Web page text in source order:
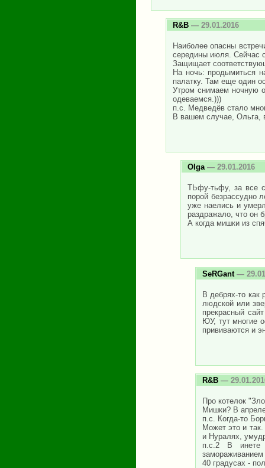
R&B — 29.01.2016
Наиболее опасны
середины июля. Сейчас
Защищает
На ночь: продымиться
палатку. Там еще один
Утром снимаем ночную
одеваемся.)))
п.с. Медведёв стало
В вашем случае, Ольга,
Olga— 29.01.2016
ТЬфу-тьфу, за все
порой безрассудно
уже наелись и
раздражало, что он
А когда мишки из
SeRGant —
В дебрях-то
людской или
прекрасный
ЮУ, тут многие
прививаются и
R&B —
Про котелок
Мишки? В
п.с. Когда-то
Может это и
и Нуралях,
п.с.2 В инете
замораживанием
40 градусах -